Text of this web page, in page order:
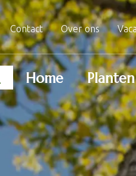
Contact Over ons
Home